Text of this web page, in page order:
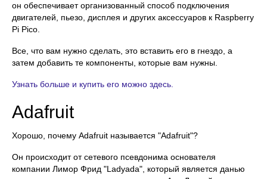
он обеспечивает организованный способ подключения
двигателей, пьезо, дисплея и других аксессуаров к Raspberry
Pi Pico.
Все, что вам нужно сделать, это вставить его в гнездо, а
затем добавить те компоненты, которые вам нужны.
Узнать больше и купить его можно здесь.
Adafruit
Хорошо, почему Adafruit называется "Adafruit"?
Он происходит от сетевого псевдонима основателя
компании Лимор Фрид "Ladyada", который является данью